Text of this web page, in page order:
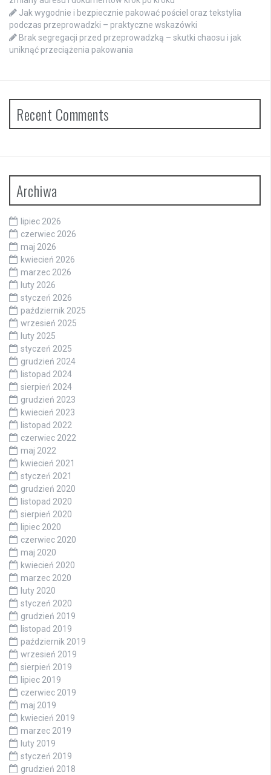
Jak wygodnie i bezpiecznie pakować pościel oraz tekstylia
podczas przeprowadzki – praktyczne wskazówki
Brak segregacji przed przeprowadzką – skutki chaosu i jak
uniknąć przeciążenia pakowania
Recent Comments
Archiwa
lipiec 2026
czerwiec 2026
maj 2026
kwiecień 2026
marzec 2026
luty 2026
styczeń 2026
październik 2025
wrzesień 2025
luty 2025
styczeń 2025
grudzień 2024
listopad 2024
sierpień 2024
grudzień 2023
kwiecień 2023
listopad 2022
czerwiec 2022
maj 2022
kwiecień 2021
styczeń 2021
grudzień 2020
listopad 2020
sierpień 2020
lipiec 2020
czerwiec 2020
maj 2020
kwiecień 2020
marzec 2020
luty 2020
styczeń 2020
grudzień 2019
listopad 2019
październik 2019
wrzesień 2019
sierpień 2019
lipiec 2019
czerwiec 2019
maj 2019
kwiecień 2019
marzec 2019
luty 2019
styczeń 2019
grudzień 2018